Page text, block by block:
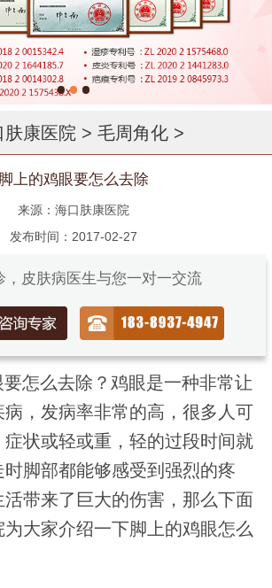
肤康医院 > 毛周角化 >
脚上的鸡眼要怎么去除
来源：海口肤康医院
发布时间：2017-02-27
，皮肤病医生与您一对一交流
要怎么去除？鸡眼是一种非常让
病，发病率非常的高，很多人可
状或轻或重，轻的过段时间就
脚部都能够感受到强烈的疼
带来了巨大的伤害，那么下面
大家介绍一下脚上的鸡眼怎么